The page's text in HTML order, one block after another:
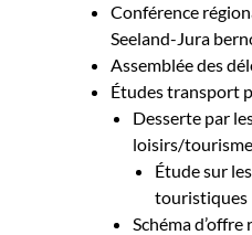
Conférence
Seeland-Jura
Assemblée des
Études transport
Desserte par
loisirs/
Étude sur
touristiques
Schéma